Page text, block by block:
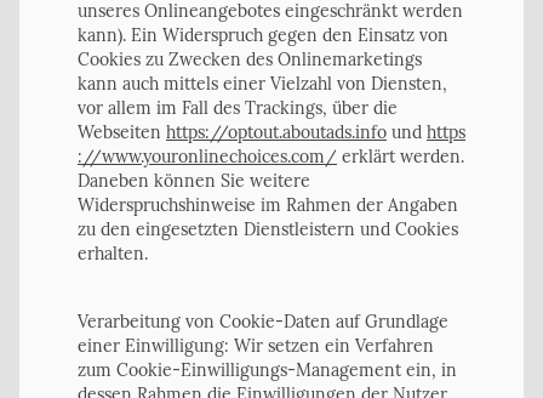
unseres Onlineangebotes eingeschränkt werden
kann). Ein Widerspruch gegen den Einsatz von
Cookies zu Zwecken des Onlinemarketings
kann auch mittels einer Vielzahl von Diensten,
vor allem im Fall des Trackings, über die
Webseiten https://optout.aboutads.info und https
://www.youronlinechoices.com/ erklärt werden.
Daneben können Sie weitere
Widerspruchshinweise im Rahmen der Angaben
zu den eingesetzten Dienstleistern und Cookies
erhalten.
Verarbeitung von Cookie-Daten auf Grundlage
einer Einwilligung: Wir setzen ein Verfahren
zum Cookie-Einwilligungs-Management ein, in